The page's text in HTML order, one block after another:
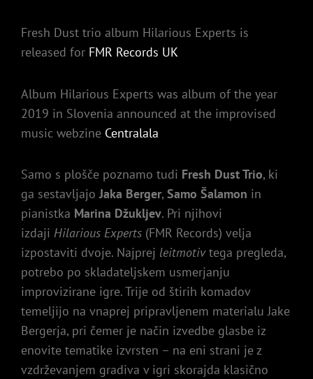
Fresh Dust trio album Hilarious Experts is
released for FMR Records UK
Album Hilarious Experts was album of the year
2019 in Slovenia announced at the improvised
music webzine Centralala
Samo s plošče poznamo tudi Fresh Dust Trio, ki
ga sestavljajoJaka Berger, Samo Šalamon in
pianistka Marina Džukljev. Pri njihovi
izdaji Hilarious Experts (FMR Records) velja
izpostaviti dvoje. Najprej leitmotivtega pregleda,
potrebo po skladateljskem usmerjanju
improvizirane igre. Trije od štirih komadov
temeljijo na vnaprej pripravljenem materialu Jake
Bergerja, pri čemer je način izvedbe glasbe iz
enovite tematike izvrsten – na eni strani je z
vzdrževanjem gradiva v igri skorajda klasično